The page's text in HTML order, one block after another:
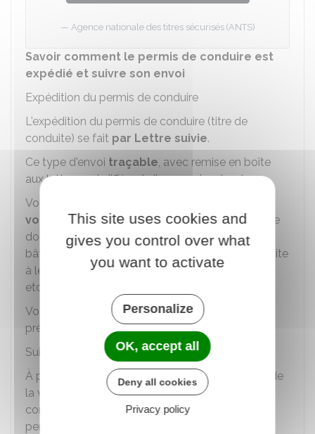
Agence nationale des titres sécurisés (ANTS)
Savoir comment le permis de conduire est
expédié et suivre son envoi
Expédition du permis de conduire
L'expédition du permis de conduire (titre de
conduite) se fait par Lettre suivie.
Ce type d'envoi traçable, avec remise en boîte
aux lettres, est différent d'un courrier classique.
Vous devez
vous fournissezdans la procédure en ligne. Elle
doit être la plus complète possible (numéro de
bâtiment, numéro d'appartement, numéro de boite
à lettres, étage, couloir, escalier, " résidant chez ",
etc.).
Votre boite aux lettres doit présenter le nom et
prénom de la personne qui reçoit le courrier.
Suivi de l'envoi du permis de conduire
À partir de la réception du SMS vous informant de
la validation de votre demande en ligne, il faut
compter
environ 15 jours pour recevoir votre
permis de conduire (titre de conduite).
This site uses cookies and
gives you control over what
you want to activate
Personalize
OK, accept all
Deny all cookies
Privacy policy